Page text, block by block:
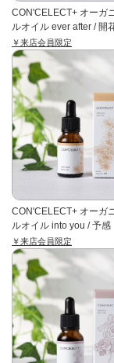
CON'CELECT+ オーガ
ルオイル ever after / 開
￥来店会員限定
CON'CELECT+ オーガ
ルオイル into you / 予感
￥来店会員限定